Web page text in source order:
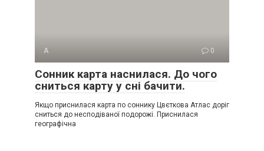
А 0
Сонник карта наснилася. До чого
сниться карту у сні бачити.
Якщо приснилася карта по соннику Цвєткова Атлас доріг
сниться до несподіваної подорожі. Приснилася
географічна